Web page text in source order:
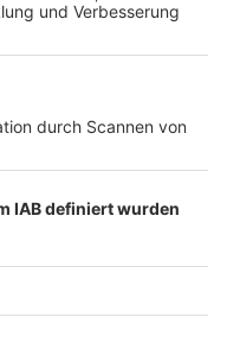
Impressum